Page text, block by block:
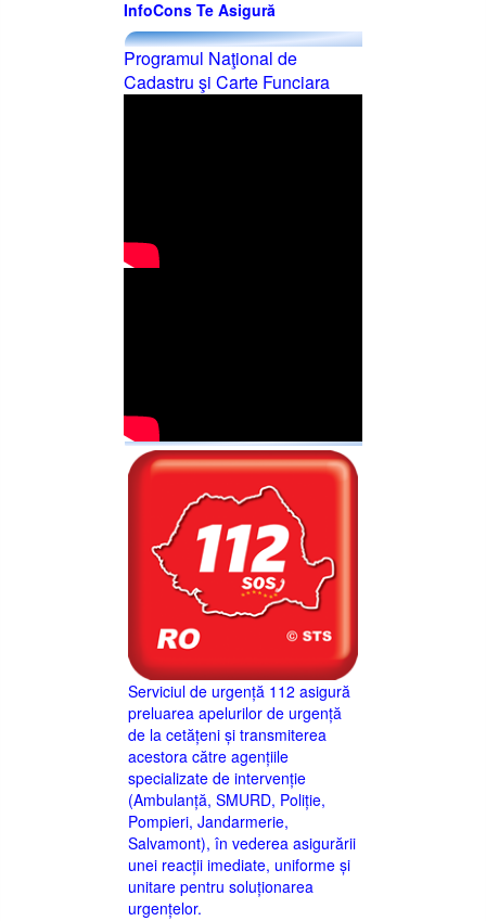
InfoCons Te Asigură
Programul Naţional de
Cadastru şi Carte Funciara
Serviciul de urgență 112 asigură
preluarea apelurilor de urgență
de la cetățeni și transmiterea
acestora către agențiile
specializate de intervenție
(Ambulanță, SMURD, Poliție,
Pompieri, Jandarmerie,
Salvamont), în vederea asigurării
unei reacții imediate, uniforme și
unitare pentru soluționarea
urgențelor.